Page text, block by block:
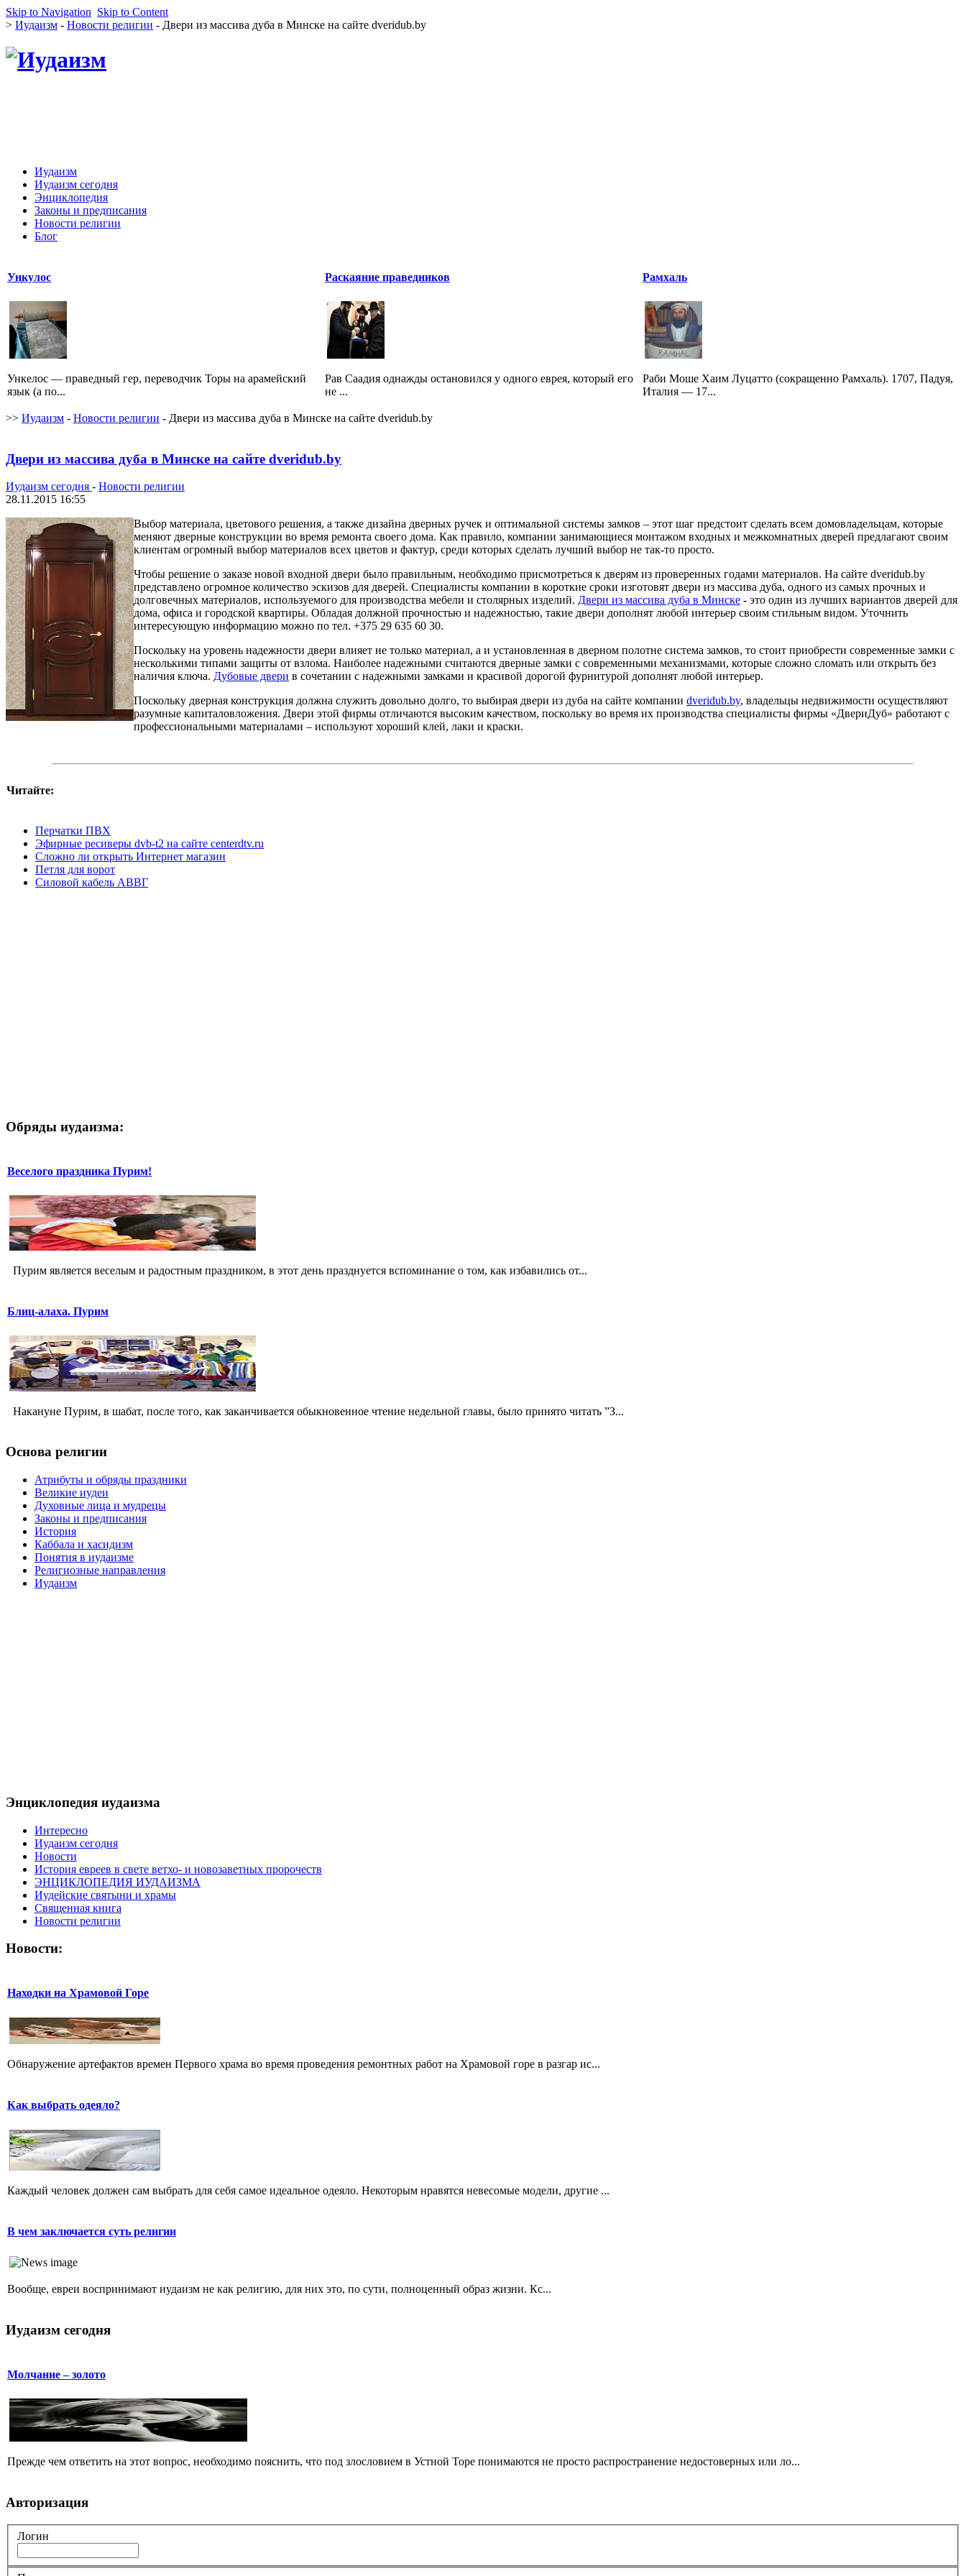
Skip to Navigation Skip to Content
> Иудаизм - Новости религии - Двери из массива дуба в Минске на сайте dveridub.by
Иудаизм
Иудаизм сегодня
Энциклопедия
Законы и предписания
Новости религии
Блог
Ункулос
Ункелос — праведный гер, переводчик Торы на арамейский
язык (а по...
Раскаяние праведников
Рав Саадия однажды остановился у одного еврея, который его
не ...
Рамхаль
Раби Моше Хаим Луцатто (сокращенно Рамхаль). 1707, Падуя,
Италия — 17...
>> Иудаизм - Новости религии - Двери из массива дуба в Минске на сайте dveridub.by
Двери из массива дуба в Минске на сайте dveridub.by
Иудаизм сегодня - Новости религии
28.11.2015 16:55
Выбор материала, цветового решения, а также дизайна дверных ручек и оптимальной системы замков – этот шаг предстоит сделать всем домовладельцам, которые
меняют дверные конструкции во время ремонта своего дома. Как правило, компании занимающиеся монтажом входных и межкомнатных дверей предлагают своим
клиентам огромный выбор материалов всех цветов и фактур, среди которых сделать лучший выбор не так-то просто.
Чтобы решение о заказе новой входной двери было правильным, необходимо присмотреться к дверям из проверенных годами материалов. На сайте dveridub.by
представлено огромное количество эскизов для дверей. Специалисты компании в короткие сроки изготовят двери из массива дуба, одного из самых прочных и
долговечных материалов, используемого для производства мебели и столярных изделий. Двери из массива дуба в Минске - это один из лучших вариантов дверей для
дома, офиса и городской квартиры. Обладая должной прочностью и надежностью, такие двери дополнят любой интерьер своим стильным видом. Уточнить
интересующую информацию можно по тел. +375 29 635 60 30.
Поскольку на уровень надежности двери влияет не только материал, а и установленная в дверном полотне система замков, то стоит приобрести современные замки с
несколькими типами защиты от взлома. Наиболее надежными считаются дверные замки с современными механизмами, которые сложно сломать или открыть без
наличия ключа. Дубовые двери в сочетании с надежными замками и красивой дорогой фурнитурой дополнят любой интерьер.
Поскольку дверная конструкция должна служить довольно долго, то выбирая двери из дуба на сайте компании dveridub.by, владельцы недвижимости осуществляют
разумные капиталовложения. Двери этой фирмы отличаются высоким качеством, поскольку во время их производства специалисты фирмы «ДвериДуб» работают с
профессиональными материалами – используют хороший клей, лаки и краски.
Читайте:
Перчатки ПВХ
Эфирные ресиверы dvb-t2 на сайте centerdtv.ru
Сложно ли открыть Интернет магазин
Петля для ворот
Силовой кабель АВВГ
Обряды иудаизма:
Веселого праздника Пурим!
Пурим является веселым и радостным праздником, в этот день празднуется вспоминание о том, как избавились от...
Блиц-алаха. Пурим
Накануне Пурим, в шабат, после того, как заканчивается обыкновенное чтение недельной главы, было принято читать ”З...
Основа религии
Атрибуты и обряды праздники
Великие иудеи
Духовные лица и мудрецы
Законы и предписания
История
Каббала и хасидизм
Понятия в иудаизме
Религиозные направления
Иудаизм
Энциклопедия иудаизма
Интересно
Иудаизм сегодня
Новости
История евреев в свете ветхо- и новозаветных пророчеств
ЭНЦИКЛОПЕДИЯ ИУДАИЗМА
Иудейские святыни и храмы
Священная книга
Новости религии
Новости:
Находки на Храмовой Горе
Обнаружение артефактов времен Первого храма во время проведения ремонтных работ на Храмовой горе в разгар ис...
Как выбрать одеяло?
Каждый человек должен сам выбрать для себя самое идеальное одеяло. Некоторым нравятся невесомые модели, другие ...
В чем заключается суть религии
Вообще, евреи воспринимают иудаизм не как религию, для них это, по сути, полноценный образ жизни. Кс...
Иудаизм сегодня
Молчание – золото
Прежде чем ответить на этот вопрос, необходимо пояснить, что под злословием в Устной Торе понимаются не просто распространение недостоверных или ло...
Авторизация
Логин